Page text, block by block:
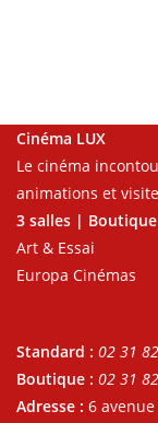
Cinéma LUX
Le cinéma
animations et
3 salles |
Art & Essai
Europa Cinémas
Standard : 02 31
Boutique : 02 31
Adresse : 6